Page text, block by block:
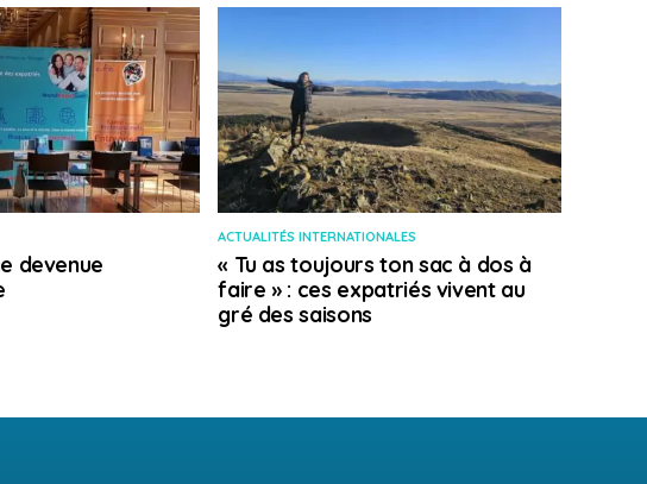
devenue
ACTUALITÉS INTERNATIONALES
« Tu as toujours ton sac à dos à
faire » : ces expatriés vivent au
gré des saisons